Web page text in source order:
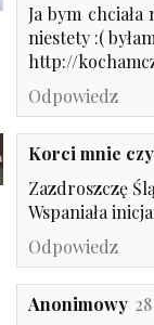
Ja bym
niestety :(
http://
Odpowiedz
Korci mnie
Zazdroszczę
Wspaniała
Odpowiedz
Anonimowy